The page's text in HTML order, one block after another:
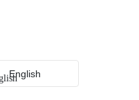
English